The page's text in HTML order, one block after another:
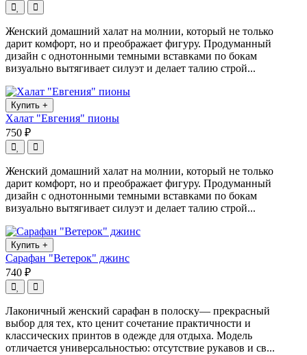
Женский домашний халат на молнии, который не только
дарит комфорт, но и преображает фигуру. Продуманный
дизайн с однотонными темными вставками по бокам
визуально вытягивает силуэт и делает талию строй...
Купить +
Халат "Евгения" пионы
750 ₽
Женский домашний халат на молнии, который не только
дарит комфорт, но и преображает фигуру. Продуманный
дизайн с однотонными темными вставками по бокам
визуально вытягивает силуэт и делает талию строй...
Купить +
Сарафан "Ветерок" джинс
740 ₽
Лаконичный женский сарафан в полоску— прекрасный
выбор для тех, кто ценит сочетание практичности и
классических принтов в одежде для отдыха. Модель
отличается универсальностью: отсутствие рукавов и св...